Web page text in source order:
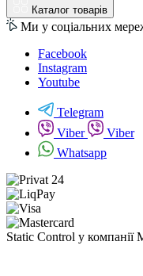
Каталог товарів
Ми у соціальних
Facebook
Instagram
Youtube
Telegram
Viber
Viber
Whatsapp
Static Control у